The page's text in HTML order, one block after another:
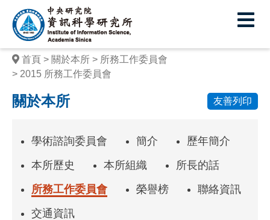
中
央
研
究
院
訊
科
學
首頁 關於本所
所務工作委員會
2015 所務工作委員會
關於本所 友善列印
學術諮詢委員會 簡介
歷年簡介
本所歷史
本所組織
所長的話
所務工作委員會
榮譽榜
聯絡資訊
交通資訊